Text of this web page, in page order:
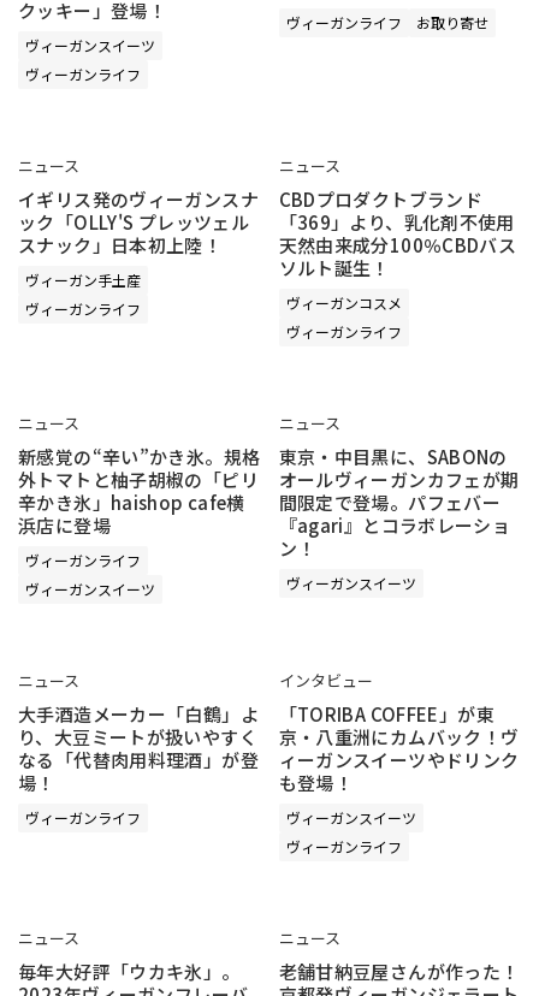
クッキー」登場！
ヴィーガンスイーツ
ヴィーガンライフ
ヴィーガンライフ お取り寄せ
ニュース
イギリス発のヴィーガンスナ
ック「OLLY'S プレッツェル
スナック」日本初上陸！
ヴィーガン手土産
ヴィーガンライフ
ニュース
CBDプロダクトブランド
「369」より、乳化剤不使用
天然由来成分100％CBDバス
ソルト誕生！
ヴィーガンコスメ
ヴィーガンライフ
ニュース
新感覚の“辛い”かき氷。規格
外トマトと柚子胡椒の「ピリ
辛かき氷」haishop cafe横
浜店に登場
ヴィーガンライフ
ヴィーガンスイーツ
ニュース
東京・中目黒に、SABONの
オールヴィーガンカフェが期
間限定で登場。パフェバー
『agari』とコラボレーショ
ン！
ヴィーガンスイーツ
ニュース
大手酒造メーカー「白鶴」よ
り、大豆ミートが扱いやすく
なる「代替肉用料理酒」が登
場！
ヴィーガンライフ
インタビュー
「TORIBA COFFEE」が東
京・八重洲にカムバック！ヴ
ィーガンスイーツやドリンク
も登場！
ヴィーガンスイーツ
ヴィーガンライフ
ニュース
毎年大好評「ウカキ氷」。
ニュース
老舗甘納豆屋さんが作った！